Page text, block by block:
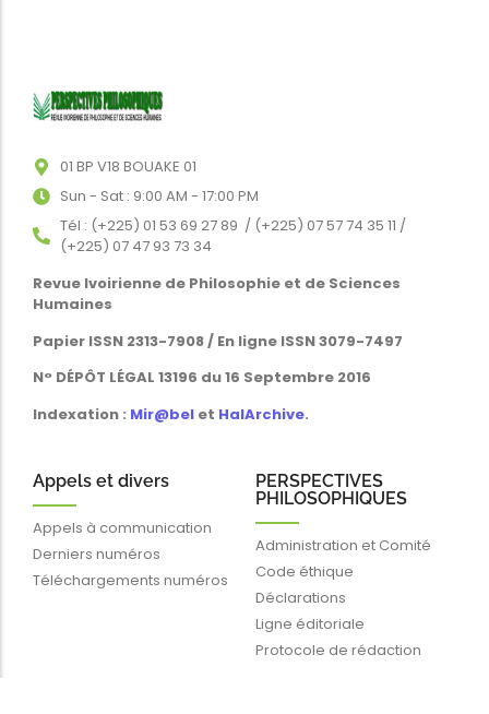
01 BP V18 BOUAKE 01
Sun - Sat : 9:00 AM - 17:00 PM
Tél : (+225) 01 53 69 27 89 / (+225) 07 57 74 35 11 /
(+225) 07 47 93 73 34
Revue Ivoirienne de Philosophie et de Sciences
Humaines
Papier ISSN 2313-7908 / En ligne ISSN 3079-7497
N° DÉPÔT LÉGAL 13196 du 16 Septembre 2016
Indexation : Mir@bel et HalArchive.
Appels et divers
Appels à communication
Derniers numéros
Téléchargements numéros
PERSPECTIVES
PHILOSOPHIQUES
Administration et Comité
Code éthique
Déclarations
Ligne éditoriale
Protocole de rédaction